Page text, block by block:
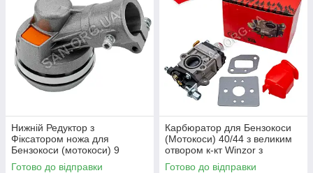
Нижній Редуктор з
Фіксатором ножа для
Бензокоси (мотокоси) 9
шліців d 26 мм
Готово до відправки
Карбюратор для Бензокоси
(Мотокоси) 40/44 з великим
отвором к-кт Winzor з
прокладками
Готово до відправки